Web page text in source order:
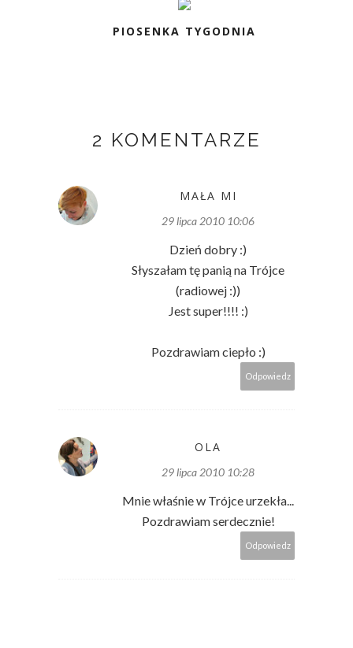
PIOSENKA TYGODNIA
2 KOMENTARZE
MAŁA MI
29 lipca 2010 10:06
Dzień dobry :)
Słyszałam tę panią na Trójce
(radiowej :))
Jest super!!!! :)
Pozdrawiam ciepło :)
Odpowiedz
OLA
29 lipca 2010 10:28
Mnie właśnie w Trójce urzekła...
Pozdrawiam serdecznie!
Odpowiedz